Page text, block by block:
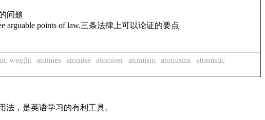
问题
arguable points of law.三条法律上可以论证的要点
weight atomies atomise atomiser atomism atomisms atomistic
，是英语学习的有利工具。